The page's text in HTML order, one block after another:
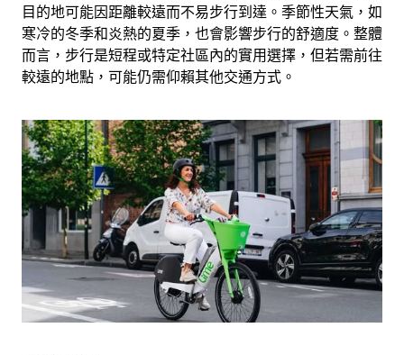
可
關
閉
行
曆。
目的地可能因距離較遠而不易步行到達。季節性天氣，如
寒冷的冬季和炎熱的夏季，也會影響步行的舒適度。整體
而言，步行是短程或特定社區內的實用選擇，但若需前往
較遠的地點，可能仍需仰賴其他交通方式。